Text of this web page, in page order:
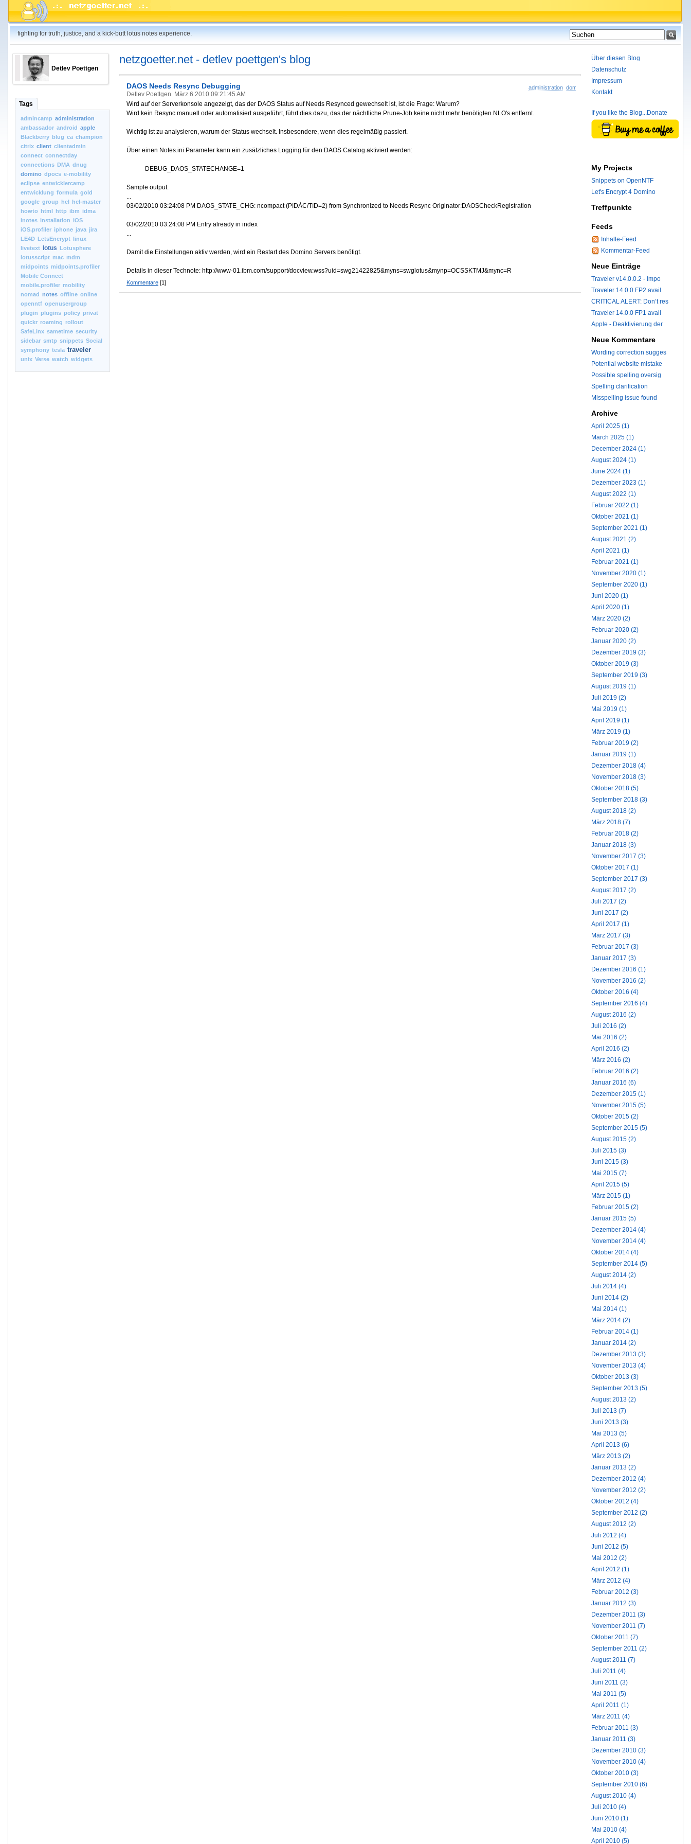
fighting for truth, justice, and a kick-butt lotus notes experience.
Detlev Poettgen
Tags
admincamp administration
ambassador android apple
Blackberry blug ca champion
citrix client clientadmin
connect connectday
connections DMA dnug
domino dpocs e-mobility
eclipse entwicklercamp
entwicklung formula gold
google group hcl hcl-master
howto html http ibm idma
inotes installation iOS
iOS.profiler iphone java jira
LE4D LetsEncrypt linux
livetext
lotus Lotusphere
lotusscript mac mdm
midpoints midpoints.profiler
Mobile Connect
mobile.profiler mobility
nomad notes offline online
openntf openusergroup
plugin plugins policy privat
quickr roaming rollout
SafeLinx sametime security
sidebar smtp snippets Social
symphony tesla traveler
unix Verse watch widgets
netzgoetter.net - detlev poettgen's blog
administration domino
DAOS Needs Resync Debugging
Detlev Poettgen
März 6 2010 09:21:45 AM
Wird auf der Serverkonsole angezeigt, das der DAOS Status auf Needs Resynced gewechselt ist, ist die Frage: Warum?
Wird kein Resync manuell oder automatisiert ausgeführt, führt dies dazu, das der nächtliche Prune-Job keine nicht mehr benötigten NLO's entfernt.
Wichtig ist zu analysieren, warum der Status wechselt. Insbesondere, wenn dies regelmäßig passiert.
Über einen Notes.ini Parameter kann ein zusätzliches Logging für den DAOS Catalog aktiviert werden:
DEBUG_DAOS_STATECHANGE=1
Sample output:
...
03/02/2010 03:24:08 PM DAOS_STATE_CHG: ncompact (PIDÀC/TID=2) from Synchronized to Needs Resync Originator:DAOSCheckRegistration
03/02/2010 03:24:08 PM Entry already in index
...
Damit die Einstellungen aktiv werden, wird ein Restart des Domino Servers benötigt.
Details in dieser Technote: http://www-01.ibm.com/support/docview.wss?uid=swg21422825&myns=swglotus&mynp=OCSSKTMJ&mync=R
Kommentare [1]
Über diesen Blog
Datenschutz
Impressum
Kontakt
If you like the Blog...Donate
My Projects
Snippets on OpenNTF
Let's Encrypt 4 Domino
Treffpunkte
Feeds
Inhalte-Feed
Kommentar-Feed
Neue Einträge
Traveler v14.0.0.2 - Impo
Traveler 14.0.0 FP2 avail
CRITICAL ALERT: Don’t res
Traveler 14.0.0 FP1 avail
Apple - Deaktivierung der
Neue Kommentare
Wording correction sugges
Potential website mistake
Possible spelling oversig
Spelling clarification
Misspelling issue found
Archive
April 2025 (1)
March 2025 (1)
December 2024 (1)
August 2024 (1)
June 2024 (1)
Dezember 2023 (1)
August 2022 (1)
Februar 2022 (1)
Oktober 2021 (1)
September 2021 (1)
August 2021 (2)
April 2021 (1)
Februar 2021 (1)
November 2020 (1)
September 2020 (1)
Juni 2020 (1)
April 2020 (1)
März 2020 (2)
Februar 2020 (2)
Januar 2020 (2)
Dezember 2019 (3)
Oktober 2019 (3)
September 2019 (3)
August 2019 (1)
Juli 2019 (2)
Mai 2019 (1)
April 2019 (1)
März 2019 (1)
Februar 2019 (2)
Januar 2019 (1)
Dezember 2018 (4)
November 2018 (3)
Oktober 2018 (5)
September 2018 (3)
August 2018 (2)
März 2018 (7)
Februar 2018 (2)
Januar 2018 (3)
November 2017 (3)
Oktober 2017 (1)
September 2017 (3)
August 2017 (2)
Juli 2017 (2)
Juni 2017 (2)
April 2017 (1)
März 2017 (3)
Februar 2017 (3)
Januar 2017 (3)
Dezember 2016 (1)
November 2016 (2)
Oktober 2016 (4)
September 2016 (4)
August 2016 (2)
Juli 2016 (2)
Mai 2016 (2)
April 2016 (2)
März 2016 (2)
Februar 2016 (2)
Januar 2016 (6)
Dezember 2015 (1)
November 2015 (5)
Oktober 2015 (2)
September 2015 (5)
August 2015 (2)
Juli 2015 (3)
Juni 2015 (3)
Mai 2015 (7)
April 2015 (5)
März 2015 (1)
Februar 2015 (2)
Januar 2015 (5)
Dezember 2014 (4)
November 2014 (4)
Oktober 2014 (4)
September 2014 (5)
August 2014 (2)
Juli 2014 (4)
Juni 2014 (2)
Mai 2014 (1)
März 2014 (2)
Februar 2014 (1)
Januar 2014 (2)
Dezember 2013 (3)
November 2013 (4)
Oktober 2013 (3)
September 2013 (5)
August 2013 (2)
Juli 2013 (7)
Juni 2013 (3)
Mai 2013 (5)
April 2013 (6)
März 2013 (2)
Januar 2013 (2)
Dezember 2012 (4)
November 2012 (2)
Oktober 2012 (4)
September 2012 (2)
August 2012 (2)
Juli 2012 (4)
Juni 2012 (5)
Mai 2012 (2)
April 2012 (1)
März 2012 (4)
Februar 2012 (3)
Januar 2012 (3)
Dezember 2011 (3)
November 2011 (7)
Oktober 2011 (7)
September 2011 (2)
August 2011 (7)
Juli 2011 (4)
Juni 2011 (3)
Mai 2011 (5)
April 2011 (1)
März 2011 (4)
Februar 2011 (3)
Januar 2011 (3)
Dezember 2010 (3)
November 2010 (4)
Oktober 2010 (3)
September 2010 (6)
August 2010 (4)
Juli 2010 (4)
Juni 2010 (1)
Mai 2010 (4)
April 2010 (5)